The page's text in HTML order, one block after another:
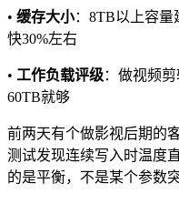
• 缓存大小：8TB以上容量
快30%左右
• 工作负载评级：做视频
60TB就够
前两天有个做影视后期的
测试发现连续写入时温度
的是平衡，不是某个参数